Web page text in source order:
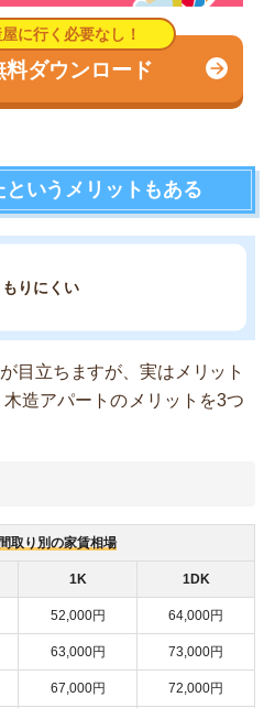
料ダウンロード
いうメリットもある
りにくい
目立ちますが、実はメリット
造アパートのメリットを3つ
取り別の家賃相場
1K 1DK
52,000円 64,000円
63,000円 73,000円
67,000円 72,000円